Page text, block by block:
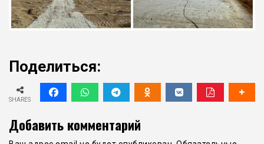
Поделиться:
SHARES
Добавить комментарий